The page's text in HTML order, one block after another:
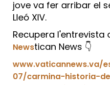
jove va fer arribar el
Lleó XIV.
Recupera l'entrevista
Newstican News 👇
www.vaticannews.va/
07/carmina-historia-